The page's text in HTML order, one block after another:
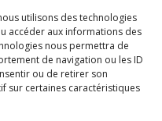
utilisons des technologies
accéder aux informations des
nous permettra de
de navigation ou les ID
ou de retirer son
sur certaines caractéristiques